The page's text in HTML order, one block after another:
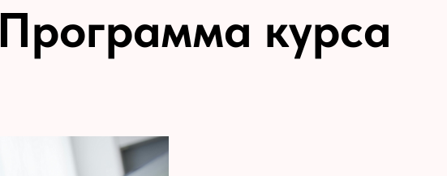
Программа курса